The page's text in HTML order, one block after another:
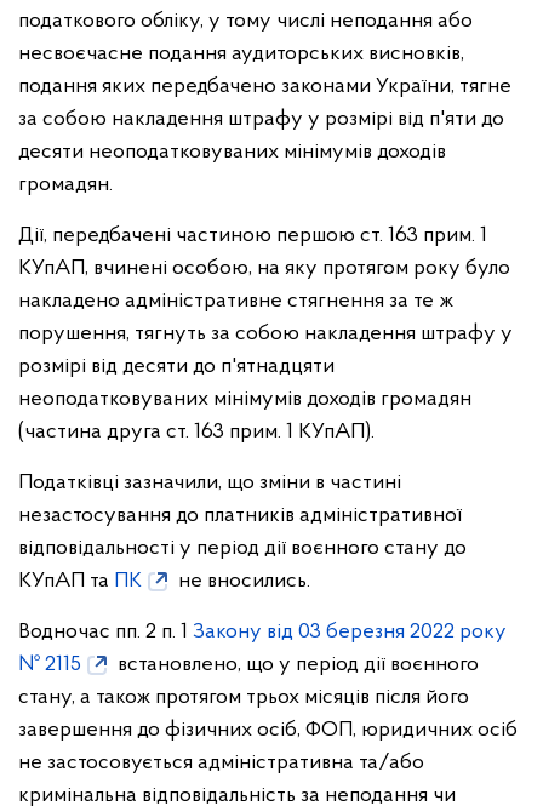
податкового обліку, у тому числі неподання або
несвоєчасне подання аудиторських висновків,
подання яких передбачено законами України, тягне
за собою накладення штрафу у розмірі від п'яти до
десяти неоподатковуваних мінімумів доходів
громадян.
Дії, передбачені частиною першою ст. 163 прим. 1
КУпАП, вчинені особою, на яку протягом року було
накладено адміністративне стягнення за те ж
порушення, тягнуть за собою накладення штрафу у
розмірі від десяти до п'ятнадцяти
неоподатковуваних мінімумів доходів громадян
(частина друга ст. 163 прим. 1 КУпАП).
Податківці зазначили, що зміни в частині
незастосування до платників адміністративної
відповідальності у період дії воєнного стану до
КУпАП та ПК не вносились.
Водночас пп. 2 п. 1 Закону від 03 березня 2022 року
№ 2115
встановлено, що у період дії воєнного
стану, а також протягом трьох місяців після його
завершення до фізичних осіб, ФОП, юридичних осіб
не застосовується адміністративна та/або
кримінальна відповідальність за неподання чи